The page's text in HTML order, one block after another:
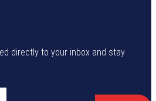
directly to your inbox and stay